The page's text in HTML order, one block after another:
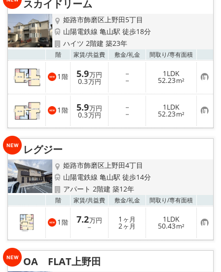
スカイドリーム
姫路市飾磨区上野田5丁目
山陽電鉄線 亀山駅 徒歩18分
ハイツ 2階建 築23年
階 家賃/共益費 敷金/礼金 間取り/専有面積
1 階 5.9万円
0.3万円
－
－
1LDK
52.23m² お
気
に
入
り
登
録
1 階 5.9万円
0.3万円
－
－
1LDK
52.23m² お
気
に
り
レグジー
姫路市飾磨区上野田4丁目
山陽電鉄線 亀山駅 徒歩14分
アパート 2階建 築12年
階 家賃/共益費 敷金/礼金 間取り/専有面積
1 階 7.2万円
－
1 ヶ月
2ヶ月
1LDK
50.43m² お
気
に
り
OA FLAT上野田